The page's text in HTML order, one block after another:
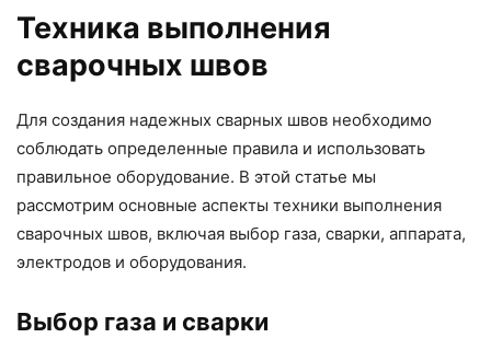
Техника выполнения
сварочных швов
Для создания надежных сварных швов необходимо
соблюдать определенные правила и использовать
правильное оборудование. В этой статье мы
рассмотрим основные аспекты техники выполнения
сварочных швов, включая выбор газа, сварки, аппарата,
электродов и оборудования.
Выбор газа и сварки